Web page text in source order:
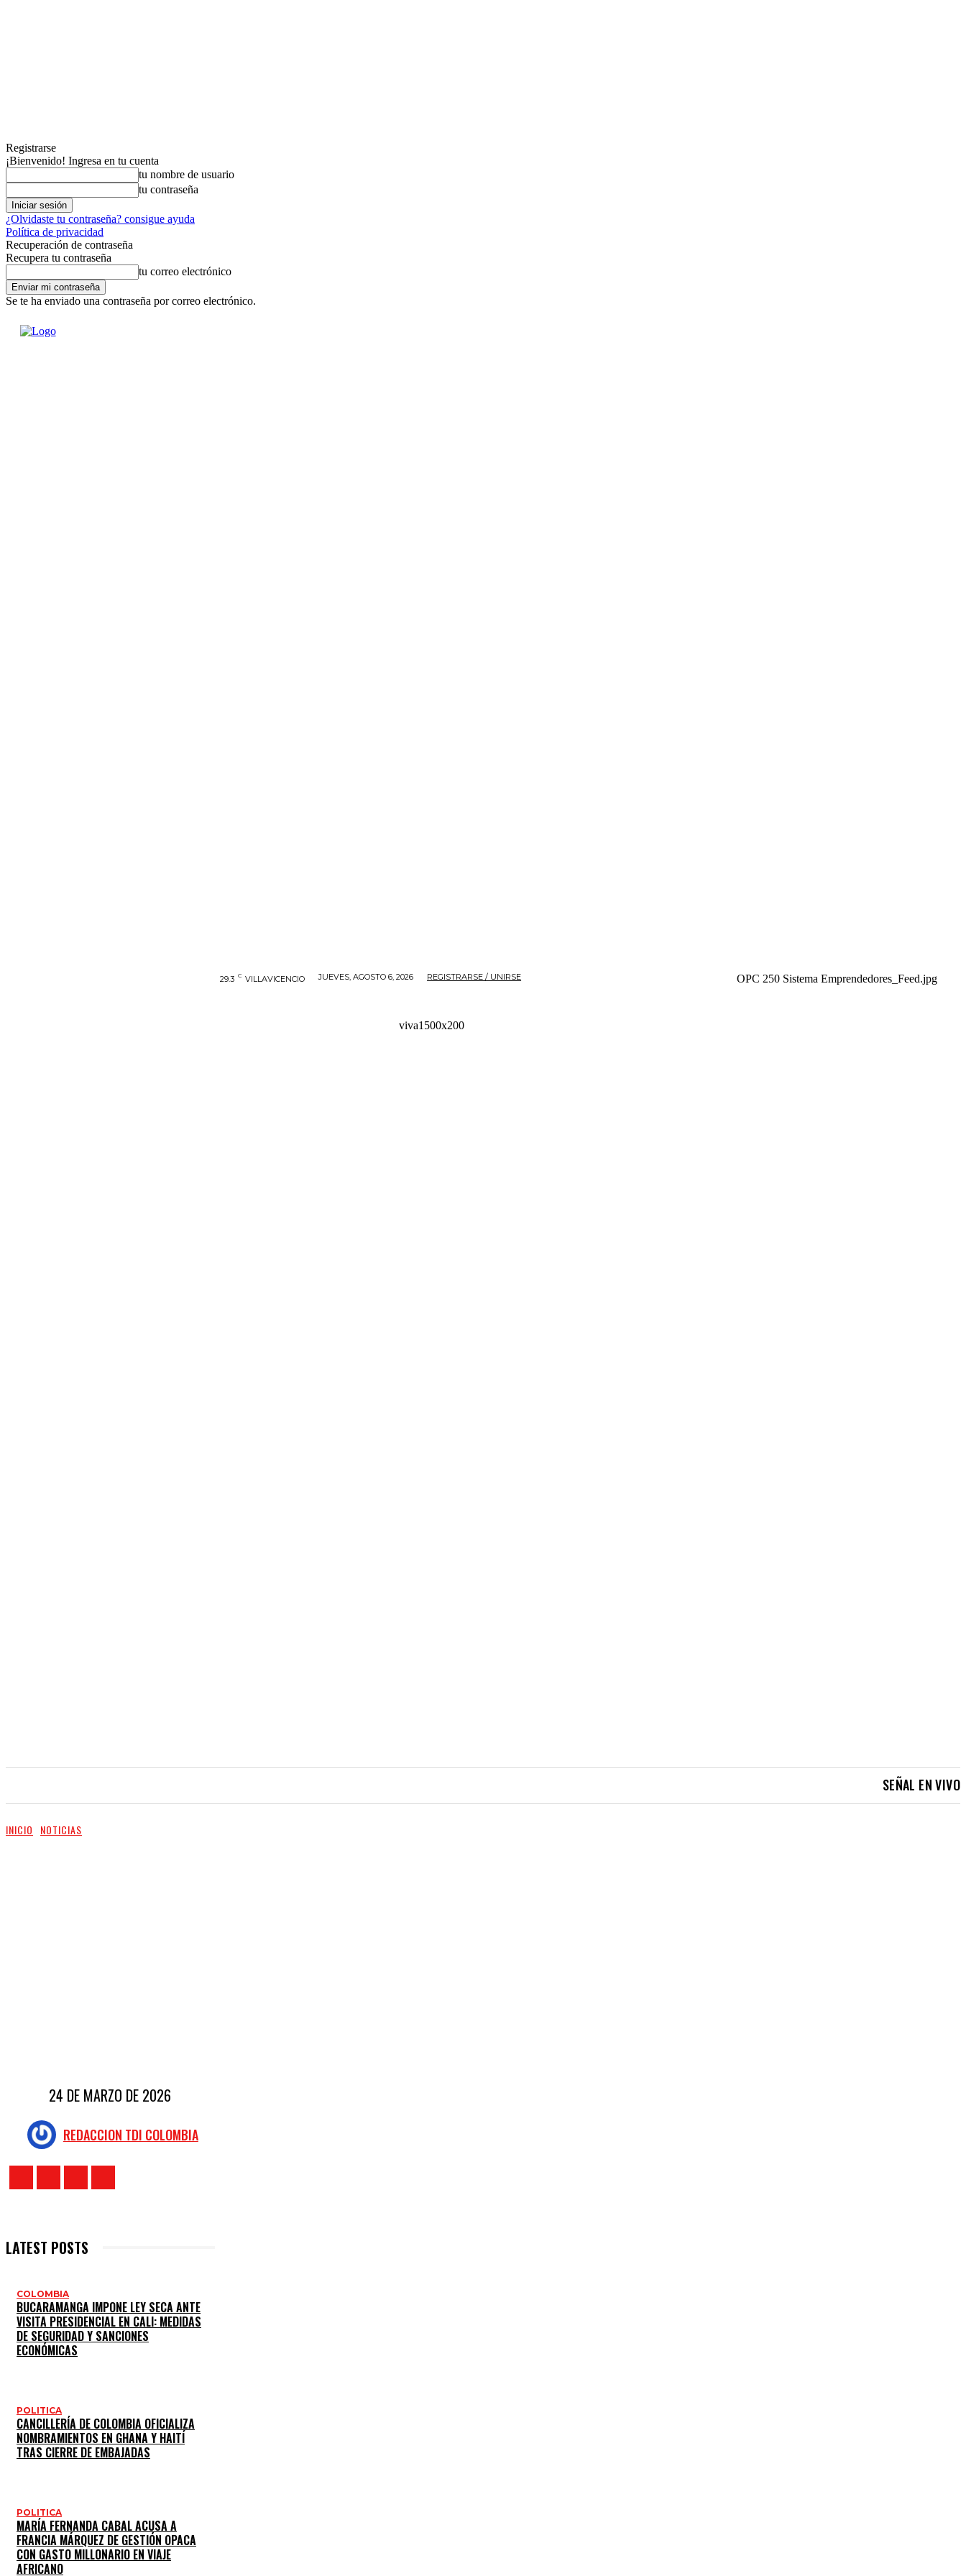
Registrarse
¡Bienvenido! Ingresa en tu cuenta
tu nombre de usuario
tu contraseña
¿Olvidaste tu contraseña? consigue ayuda
Política de privacidad
Recuperación de contraseña
Recupera tu contraseña
tu correo electrónico
Se te ha enviado una contraseña por correo electrónico.
29.3 C VILLAVICENCIO JUEVES, AGOSTO 6, 2026 REGISTRARSE / UNIRSE
viva1500x200
OPC 250 Sistema Emprendedores_Feed.jpg
SEÑAL EN VIVO
INICIO NOTICIAS
24 DE MARZO DE 2026
REDACCION TDI COLOMBIA
LATEST POSTS
COLOMBIA
BUCARAMANGA IMPONE LEY SECA ANTE
VISITA PRESIDENCIAL EN CALI: MEDIDAS
DE SEGURIDAD Y SANCIONES
ECONÓMICAS
POLITICA
CANCILLERÍA DE COLOMBIA OFICIALIZA
NOMBRAMIENTOS EN GHANA Y HAITÍ
TRAS CIERRE DE EMBAJADAS
POLITICA
MARÍA FERNANDA CABAL ACUSA A
FRANCIA MÁRQUEZ DE GESTIÓN OPACA
CON GASTO MILLONARIO EN VIAJE
AFRICANO